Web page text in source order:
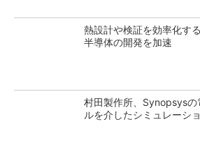
熱設計や検証を効率化す
半導体の開発を加速
村田製作所、Synopsysの
ルを介したシミュレーシ